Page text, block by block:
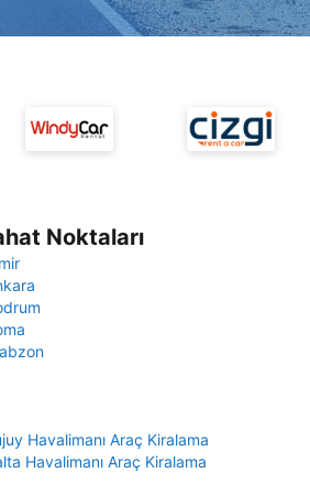
Noktaları
Havalimanı Araç Kiralama
Havalimanı Araç Kiralama